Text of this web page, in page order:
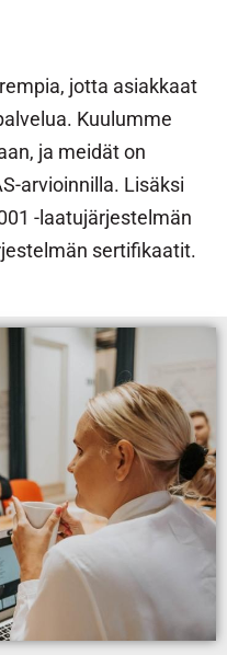
jotta asiakkaat
Kuulumme
ja meidät on
arvioinnilla. Lisäksi
-laatujärjestelmän
sertifikaatit.